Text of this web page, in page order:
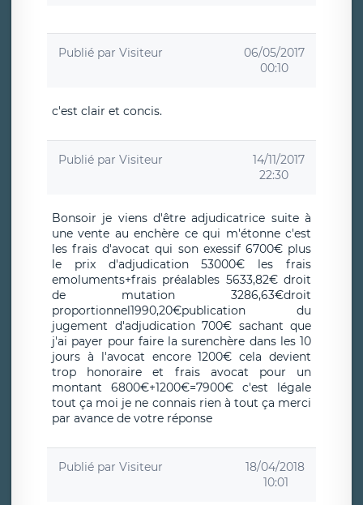
Publié par Visiteur
06/05/2017
00:10
c'est clair et concis.
Publié par Visiteur
14/11/2017
22:30
Bonsoir je viens d'être adjudicatrice suite à
une vente au enchère ce qui m'étonne c'est
les frais d'avocat qui son exessif 6700€ plus
le prix d'adjudication 53000€ les frais
emoluments+frais préalables 5633,82€ droit
de mutation 3286,63€droit
proportionnel1990,20€publication du
jugement d'adjudication 700€ sachant que
j'ai payer pour faire la surenchère dans les 10
jours à l'avocat encore 1200€ cela devient
trop honoraire et frais avocat pour un
montant 6800€+1200€=7900€ c'est légale
tout ça moi je ne connais rien à tout ça merci
par avance de votre réponse
Publié par Visiteur
18/04/2018
10:01